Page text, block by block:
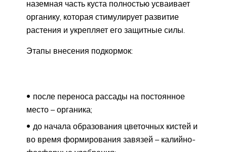
наземная часть куста полностью усваивает
органику, которая стимулирует развитие
растения и укрепляет его защитные силы.
Этапы внесения подкормок:
после переноса рассады на постоянное
место – органика;
до начала образования цветочных кистей и
во время формирования завязей – калийно-